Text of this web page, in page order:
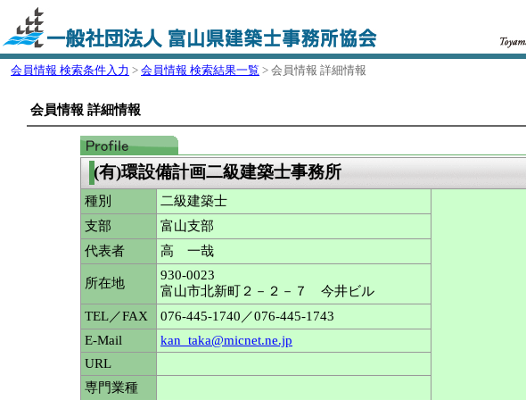
会員情報 検索条件入力 > 会員情報 検索結果一覧 > 会員情報 詳細情報
会員情報 詳細情報
(有)環設備計画二級建築士事務所
種別
二級建築士
支部
富山支部
代表者
高 一哉
所在地
930-0023
富山市北新町２－２－７ 今井ビル
TEL／FAX
076-445-1740／076-445-1743
E-Mail
kan_taka@micnet.ne.jp
URL
専門業種